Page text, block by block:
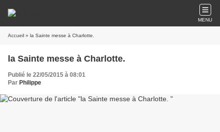
MENU
Accueil » la Sainte messe à Charlotte.
la Sainte messe à Charlotte.
Publié le 22/05/2015 à 08:01
Par Philippe